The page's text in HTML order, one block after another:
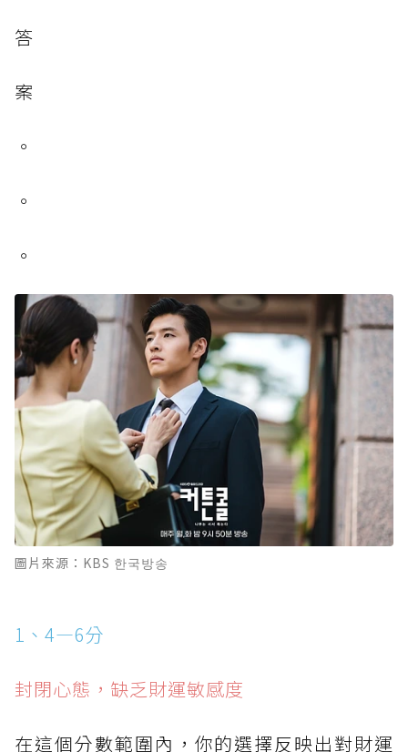
答
案
。
。
。
圖片來源：KBS 한국방송
1、4—6分
封閉心態，缺乏財運敏感度
在這個分數範圍內，你的選擇反映出對財運